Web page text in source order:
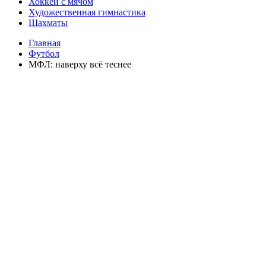
Художественная гимнастика
Шахматы
Главная
Футбол
МФЛ: наверху всё теснее